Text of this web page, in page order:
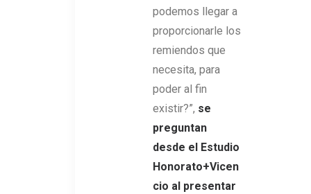
podemos llegar a
proporcionarle los
remiendos que
necesita, para
poder al fin
existir?”, se
preguntan
desde el Estudio
Honorato+Vicen
cio al presentar